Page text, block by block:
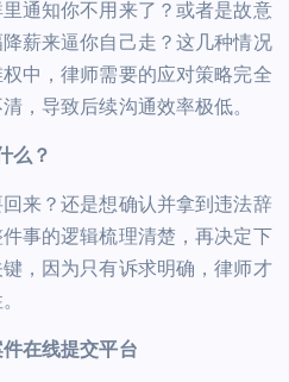
通知你不用来了？或者是故意
薪来逼你自己走？这几种情况
中，律师需要的应对策略完全
，导致后续沟通效率极低。
么？
来？还是想确认并拿到违法辞
事的逻辑梳理清楚，再决定下
，因为只有诉求明确，律师才
在线提交平台